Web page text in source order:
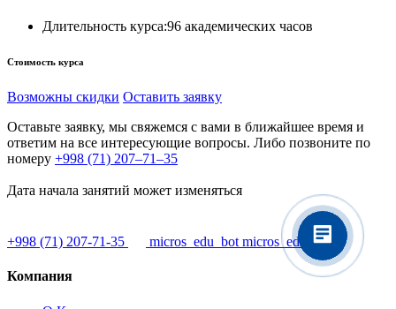
Длительность курса:96 академических часов
Стоимость курса
Возможны скидки Оставить заявку
Оставьте заявку, мы свяжемся с вами в ближайшее время и
ответим на все интересующие вопросы. Либо позвоните по
номеру +998 (71) 207–71–35
Дата начала занятий может изменяться
+998 (71) 207-71-35 micros_edu_bot micros_ed_s
Компания